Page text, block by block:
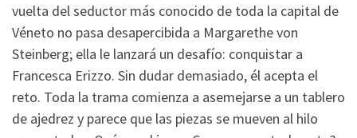
vuelta del seductor más conocido de toda la capital de
Véneto no pasa desapercibida a Margarethe von
Steinberg; ella le lanzará un desafío: conquistar a
Francesca Erizzo. Sin dudar demasiado, él acepta el
reto. Toda la trama comienza a asemejarse a un tablero
de ajedrez y parece que las piezas se mueven al hilo